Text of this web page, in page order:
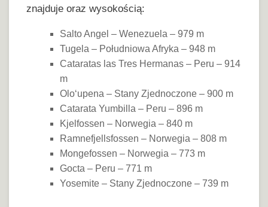
znajduje oraz wysokością:
Salto Angel – Wenezuela – 979 m
Tugela – Południowa Afryka – 948 m
Cataratas las Tres Hermanas – Peru – 914
m
Oloʻupena – Stany Zjednoczone – 900 m
Catarata Yumbilla – Peru – 896 m
Kjelfossen – Norwegia – 840 m
Ramnefjellsfossen – Norwegia – 808 m
Mongefossen – Norwegia – 773 m
Gocta – Peru – 771 m
Yosemite – Stany Zjednoczone – 739 m